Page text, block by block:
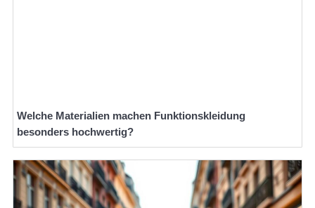
Welche Materialien machen Funktionskleidung
besonders hochwertig?